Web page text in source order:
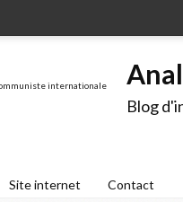
Blog
Site internet Contact